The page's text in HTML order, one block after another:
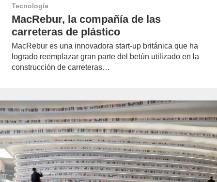
Tecnología
MacRebur, la compañía de las
carreteras de plástico
MacRebur es una innovadora start-up británica que ha
logrado reemplazar gran parte del betún utilizado en la
construcción de carreteras…